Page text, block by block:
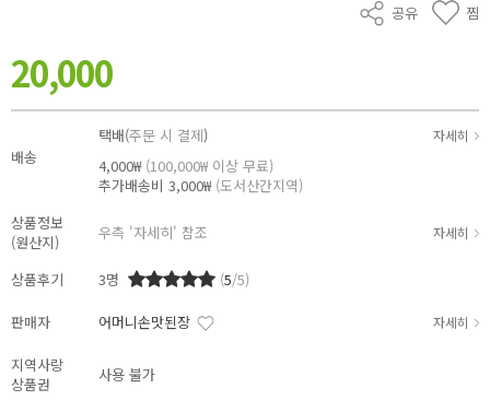
공유 찜
20,000
배송
택배(주문 시 결제) 자세히
4,000₩ (100,000₩ 이상 무료)
추가배송비 3,000₩ (도서산간지역)
상품정보
(원산지)
우측 '자세히' 참조 자세히
상품후기 3명 (5/5)
판매자 어머니손맛된장 자세히
지역사랑
상품권
사용 불가